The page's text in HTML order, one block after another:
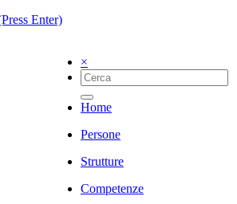
Enter)
×
Home
Persone
Strutture
Competenze